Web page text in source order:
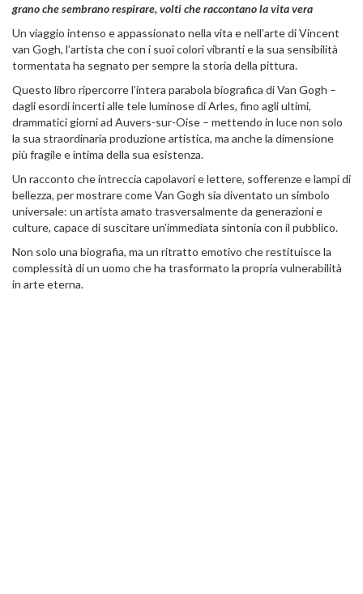
grano che sembrano respirare, volti che raccontano la vita vera
Un viaggio intenso e appassionato nella vita e nell’arte di Vincent
van Gogh, l’artista che con i suoi colori vibranti e la sua sensibilità
tormentata ha segnato per sempre la storia della pittura.
Questo libro ripercorre l’intera parabola biografica di Van Gogh –
dagli esordi incerti alle tele luminose di Arles, fino agli ultimi,
drammatici giorni ad Auvers-sur-Oise – mettendo in luce non solo
la sua straordinaria produzione artistica, ma anche la dimensione
più fragile e intima della sua esistenza.
Un racconto che intreccia capolavori e lettere, sofferenze e lampi di
bellezza, per mostrare come Van Gogh sia diventato un simbolo
universale: un artista amato trasversalmente da generazioni e
culture, capace di suscitare un’immediata sintonia con il pubblico.
Non solo una biografia, ma un ritratto emotivo che restituisce la
complessità di un uomo che ha trasformato la propria vulnerabilità
in arte eterna.